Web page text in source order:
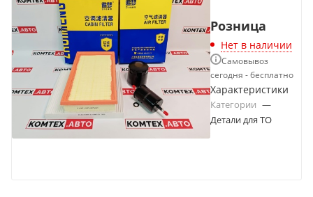
Розница
Нет в наличии
Самовывоз
сегодня - бесплатно
Характеристики
Категории —
Детали для ТО